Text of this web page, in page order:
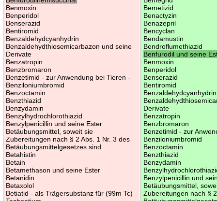
Benmoxin
Benperidol
Benserazid
Bentiromid
Benzaldehydcyanhydrin
Benzaldehydthiosemicarbazon und seine
Derivate
Benzatropin
Benzbromaron
Benzetimid - zur Anwendung bei Tieren -
Benziloniumbromid
Benzoctamin
Benzthiazid
Benzydamin
Benzylhydrochlorothiazid
Benzylpenicillin und seine Ester
Betäubungsmittel, soweit sie
Zubereitungen nach § 2 Abs. 1 Nr. 3 des
Betäubungsmittelgesetzes sind
Betahistin
Betain
Betamethason und seine Ester
Betanidin
Betaxolol
Betiatid - als Trägersubstanz für (99m Tc)
Bemetizid
Benactyzin
Benazepril
Bencyclan
Bendamustin
Bendroflumethiazid
Benfurodil und seine
Benmoxin
Benperidol
Benserazid
Bentiromid
Benzaldehydcyanhydrin
Derivate
Benzatropin
Benzbromaron
Benzetimid - zur
Benziloniumbromid
Benzoctamin
Benzthiazid
Benzydamin
Benzylpenicillin und
Betäubungsmittel,
Zubereitungen nach §